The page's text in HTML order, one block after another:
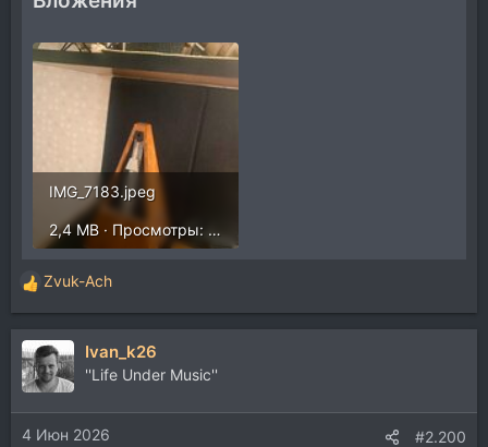
IMG_7183.jpeg
2,4 MB · Просмотры: 98
Р
е
а
к
ц
и
и
:
Zvuk-Ach
Ivan_k26
''Life Under Music''
4 Июн 2026 #2.200